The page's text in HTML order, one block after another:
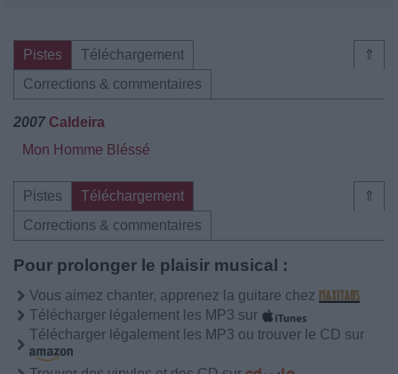
⇑
Pistes
Téléchargement
Corrections & commentaires
2007 Caldeira
Mon Homme Bléssé
⇑
Pistes
Téléchargement
Corrections & commentaires
Pour prolonger le plaisir musical :
Vous aimez chanter, apprenez la guitare chez
Télécharger légalement les MP3 sur
Télécharger légalement les MP3 ou trouver le CD sur